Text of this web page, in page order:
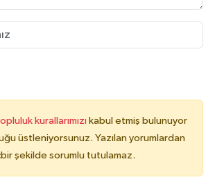
kurallarımızı kabul etmiş bulunuyor
üstleniyorsunuz. Yazılan yorumlardan
şekilde sorumlu tutulamaz.